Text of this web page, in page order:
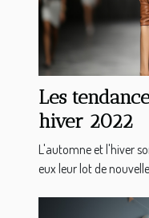
Les
hiver 2022
L'automne et l'hiver
eux leur lot de